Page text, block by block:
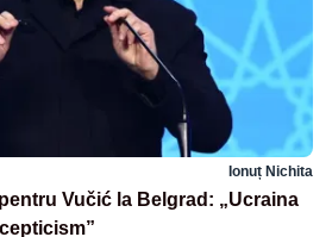
Ionuț Nichita
Vučić la Belgrad: „Ucraina